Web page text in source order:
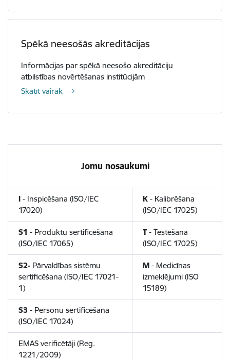
Spēkā neesošās akreditācijas
Informācijas par spēkā neesošo akreditāciju
atbilstības novērtēšanas institūcijām
Skatīt vairāk
Jomu nosaukumi
I - Inspicēšana (ISO/IEC
17020)
K - Kalibrēšana
(ISO/IEC 17025)
S1 - Produktu sertificēšana
(ISO/IEC 17065)
T- Testēšana
(ISO/IEC 17025)
S2- Pārvaldības sistēmu
sertificēšana (ISO/IEC 17021-
1)
M - Medicīnas
izmeklējumi (ISO
15189)
S3 - Personu sertificēšana
(ISO/IEC 17024)
EMAS verificētāji (Reg.
1221/2009)